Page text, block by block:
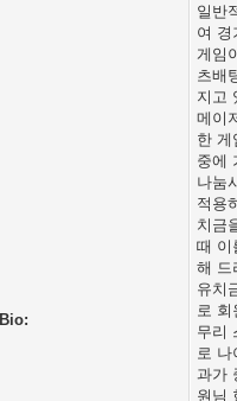
Bio:
일반
여 경
게임
츠배
지고
메이
한 게
중에
나눔
적용
치금
때 이
해 드
유치
로 회
무리
로 나
과가
원님